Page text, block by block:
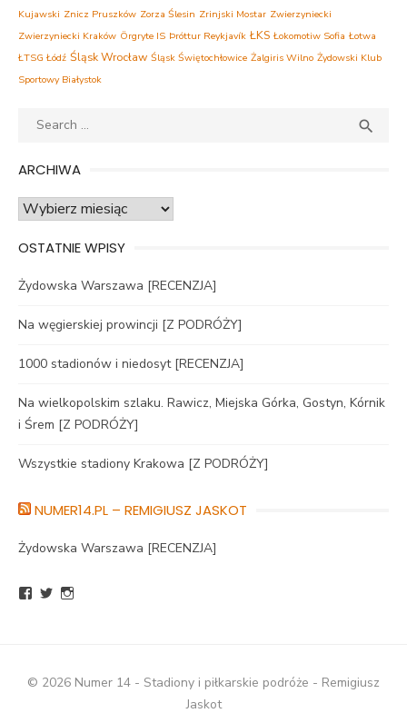
Kujawski Znicz Pruszków Zorza Ślesin Zrinjski Mostar Zwierzyniecki
Zwierzyniecki Kraków Örgryte IS Þróttur Reykjavík ŁKS Łokomotiw Sofia Łotwa
ŁTSG Łódź Śląsk Wrocław Śląsk Świętochłowice Żalgiris Wilno Żydowski Klub
Sportowy Białystok
Search

ARCHIWA
Archiwa
OSTATNIE WPISY
Żydowska Warszawa [RECENZJA]
Na węgierskiej prowincji [Z PODRÓŻY]
1000 stadionów i niedosyt [RECENZJA]
Na wielkopolskim szlaku. Rawicz, Miejska Górka, Gostyn, Kórnik
i Śrem [Z PODRÓŻY]
Wszystkie stadiony Krakowa [Z PODRÓŻY]
NUMER14.PL – REMIGIUSZ JASKOT
Żydowska Warszawa [RECENZJA]
ZobaczZobacz
© 2026 Numer 14 - Stadiony i piłkarskie podróże - Remigiusz
Jaskot